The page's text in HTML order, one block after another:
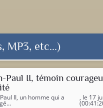
MP3, etc...)
Paul II, témoin
II, un homme qui a , le 17